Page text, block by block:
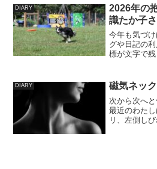
うすさんには
い合わせた
DIARY
2026年の
識たか子
今年も気づ
グや日記の
標が文字で
に貼っておく
他の人（家
DIARY 磁気ネッ
次から次へ
最近のわた
リ、左側し